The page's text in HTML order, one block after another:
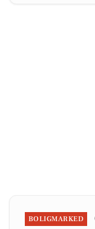
BOLIGMARKED